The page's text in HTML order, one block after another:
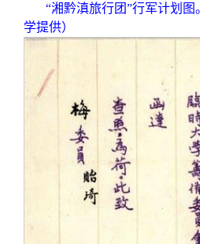
“湘黔滇旅行团”行军计划
学提供）